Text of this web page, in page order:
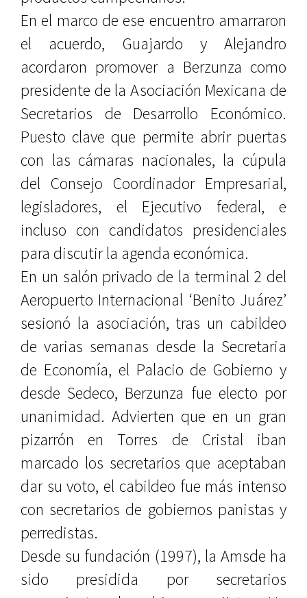
En el marco de ese encuentro amarraron
el acuerdo, Guajardo y Alejandro
acordaron promover a Berzunza como
presidente de la Asociación Mexicana de
Secretarios de Desarrollo Económico.
Puesto clave que permite abrir puertas
con las cámaras nacionales, la cúpula
del Consejo Coordinador Empresarial,
legisladores, el Ejecutivo federal, e
incluso con candidatos presidenciales
para discutir la agenda económica.
En un salón privado de la terminal 2 del
Aeropuerto Internacional ‘Benito Juárez’
sesionó la asociación, tras un cabildeo
de varias semanas desde la Secretaria
de Economía, el Palacio de Gobierno y
desde Sedeco, Berzunza fue electo por
unanimidad. Advierten que en un gran
pizarrón en Torres de Cristal iban
marcado los secretarios que aceptaban
dar su voto, el cabildeo fue más intenso
con secretarios de gobiernos panistas y
perredistas.
Desde su fundación (1997), la Amsde ha
sido presidida por secretarios